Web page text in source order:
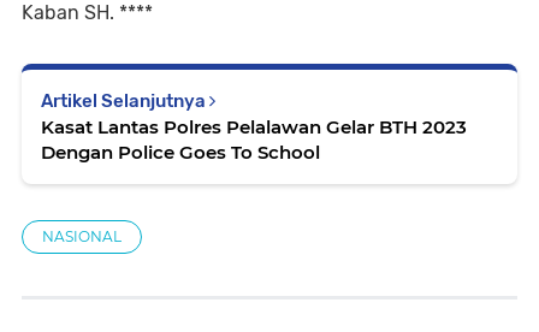
Kaban SH. ****
Artikel Selanjutnya
Kasat Lantas Polres Pelalawan Gelar BTH 2023
Dengan Police Goes To School
NASIONAL